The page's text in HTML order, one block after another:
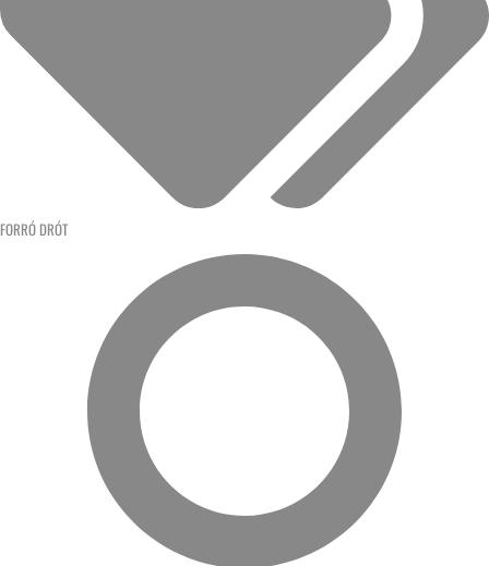
FORRÓ DRÓT